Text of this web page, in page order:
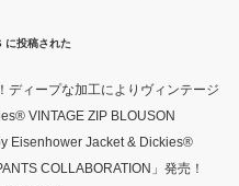
に投稿された
ディープな加工によりヴィンテージ
VINTAGE ZIP BLOUSON
Eisenhower Jacket & Dickies®
COLLABORATION」発売！